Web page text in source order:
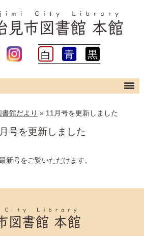
白 青 黒
書館だより » 11月号を更新しました
号を更新しました
新号をご覧いただけます。